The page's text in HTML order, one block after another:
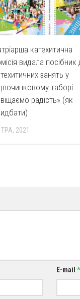
катехитична
видала посібник
занять у
таборі
радість» (як
2021
E-mail *